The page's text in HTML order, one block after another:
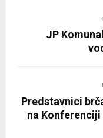
JP
Predstavnici
na